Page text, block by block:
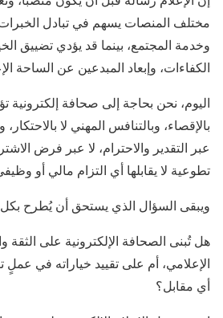
مختلف المنصات يسهم في تبادل
وخدمة المجتمع، بينما قد يؤدي تضييق
الكفاءات، وإبعاد المبدعين عن الساحة
اليوم، نحن بحاجة إلى صحافة إلكترونية
بالإقصاء، وبالتنافس المهني لا
عبر التقدير والاحترام، لا عبر فرض
تطوعية لا يقابلها أي التزام مالي أو
ويبقى السؤال الذي يستحق أن يُطرح
هل تُبنى الصحافة الإلكترونية على الثقة
الإعلامي، أم على تقييد خياراته في
أي مقابل؟